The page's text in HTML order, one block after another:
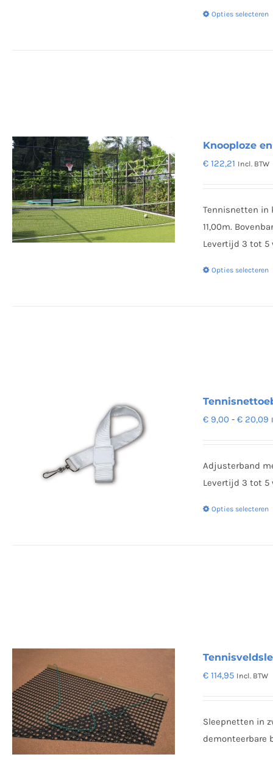
Opties selecteren
Knooploze
€ 122,21 Incl. BTW
Tennisnetten in
11,00m.
Levertijd 3 tot 5
Opties selecteren
€ 9,00 - € 20,09
Adjusterband
Levertijd 3 tot 5
Opties selecteren
€ 114,95 Incl. BTW
Sleepnetten in
demonteerbare